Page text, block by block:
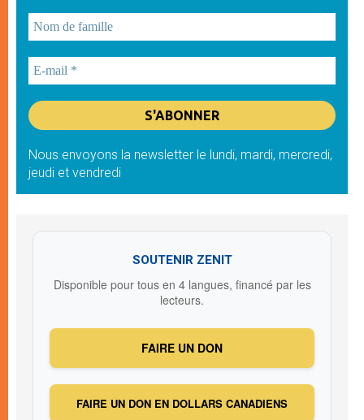
Nous envoyons la newsletter le lundi, mardi, mercredi,
jeudi et vendredi
SOUTENIR ZENIT
Disponible pour tous en 4 langues, financé par les
lecteurs.
FAIRE UN DON
FAIRE UN DON EN DOLLARS CANADIENS